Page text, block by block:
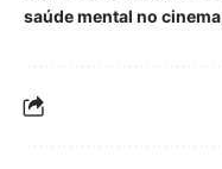
saúde mental no cinema